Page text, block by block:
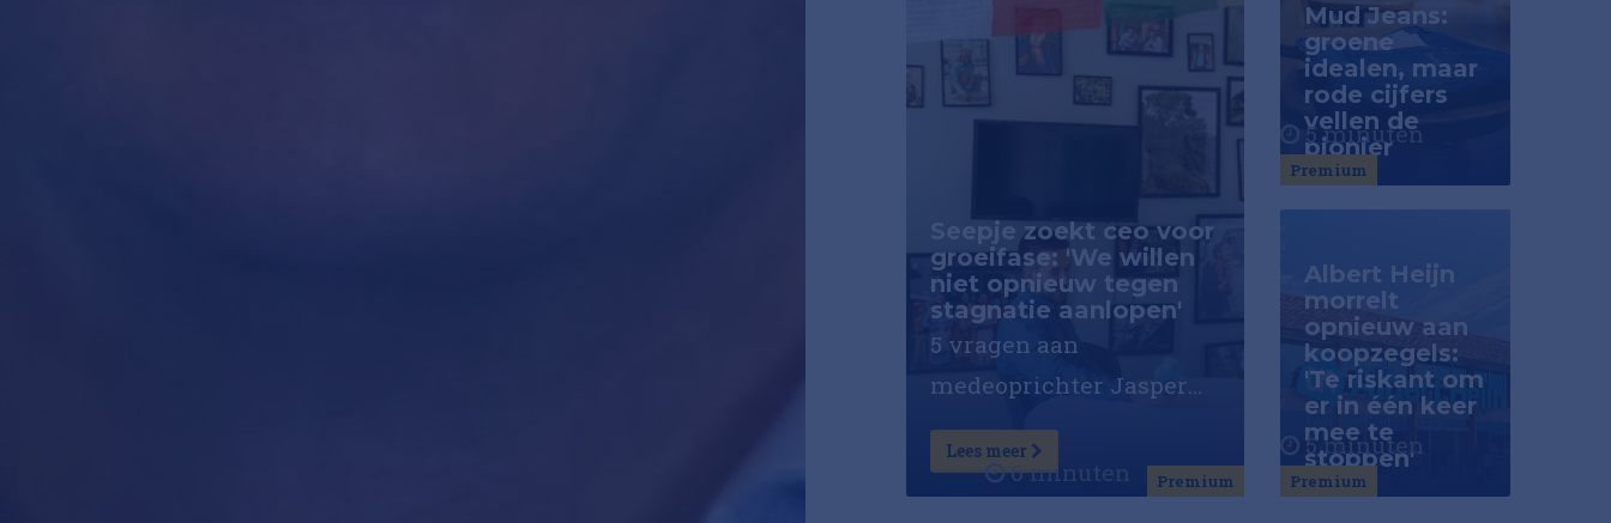
6 minuten Premium
Seepje zoekt ceo voor
groeifase: 'We willen
niet opnieuw tegen
stagnatie aanlopen'
5 vragen aan
medeoprichter Jasper
Gabriëlse over de lessen
van de afgelopen jaren,
de nieuwe koers en de
Lees meer
5 minuten
Premium
Mud Jeans:
groene
idealen, maar
rode cijfers
vellen de
pionier
5 minuten
Premium
Albert Heijn
morrelt
opnieuw aan
koopzegels:
'Te riskant om
er in één keer
mee te
stoppen'